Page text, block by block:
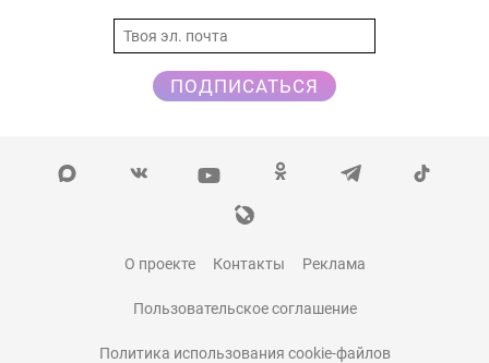
ПОДПИСАТЬСЯ
О проекте Контакты Реклама
Пользовательское соглашение
Политика использования cookie-файлов